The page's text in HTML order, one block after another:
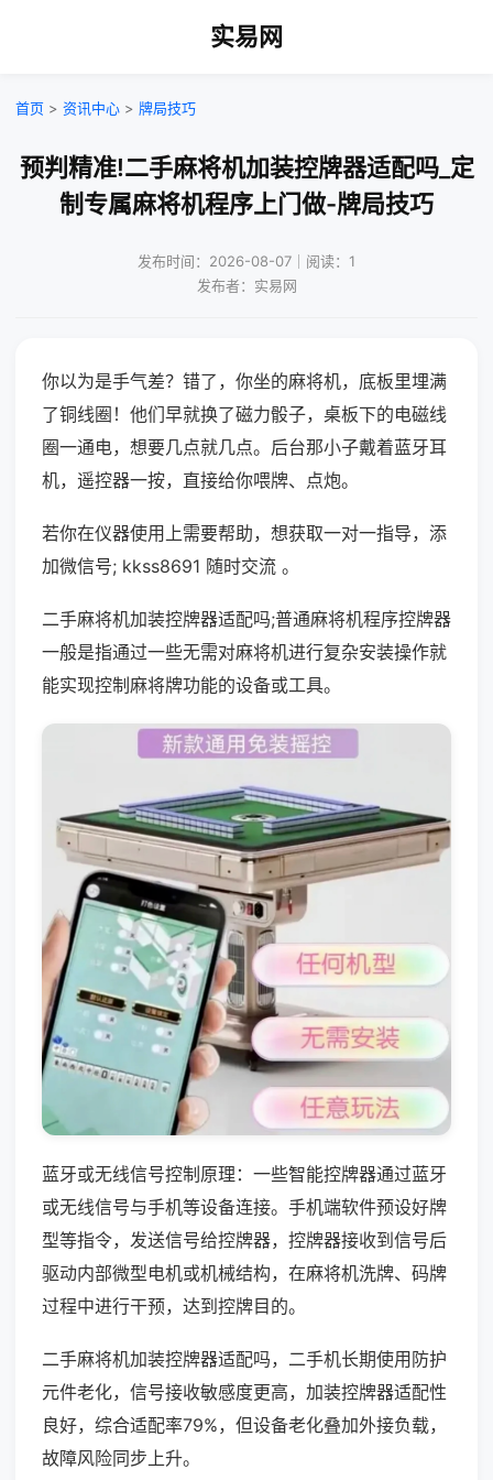
实易网
首页 > 资讯中心 > 牌局技巧
预判精准!二手麻将机加装控牌器适配吗_定
制专属麻将机程序上门做-牌局技巧
发布时间：2026-08-07｜阅读：1
发布者：实易网
你以为是手气差？错了，你坐的麻将机，底板里埋满
了铜线圈！他们早就换了磁力骰子，桌板下的电磁线
圈一通电，想要几点就几点。后台那小子戴着蓝牙耳
机，遥控器一按，直接给你喂牌、点炮。
若你在仪器使用上需要帮助，想获取一对一指导，添
加微信号; kkss8691 随时交流 。
二手麻将机加装控牌器适配吗;普通麻将机程序控牌器
一般是指通过一些无需对麻将机进行复杂安装操作就
能实现控制麻将牌功能的设备或工具。
蓝牙或无线信号控制原理：一些智能控牌器通过蓝牙
或无线信号与手机等设备连接。手机端软件预设好牌
型等指令，发送信号给控牌器，控牌器接收到信号后
驱动内部微型电机或机械结构，在麻将机洗牌、码牌
过程中进行干预，达到控牌目的。
二手麻将机加装控牌器适配吗，二手机长期使用防护
元件老化，信号接收敏感度更高，加装控牌器适配性
良好，综合适配率79%，但设备老化叠加外接负载，
故障风险同步上升。